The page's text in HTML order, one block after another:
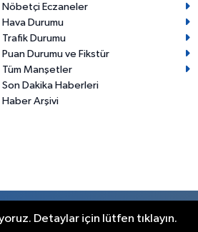
Nöbetçi Eczaneler
Hava Durumu
Trafik Durumu
Puan Durumu ve Fikstür
Tüm Manşetler
Son Dakika Haberleri
Haber Arşivi
Detaylar için lütfen tıklayın.